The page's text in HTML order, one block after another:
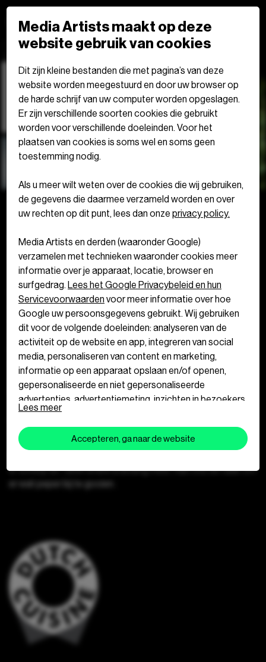
Nieuwe stijl.Zelfde idealen.
Meer impact.
Dutch Cuisine is geen trend, maar een beweging. Voor
ondernemers en chefs met lef. Met een frisse, duurzame blik
op onze eetcultuur. Ze zetten streekproducten, seizoenen,
gezond eten en kwaliteit op het podium. Zo krijgt de
Nederlandse gastronomie meer waarde dan ooit en wordt
smaak weer een verhaal dat je voelt. Restaurants kunnen
zich aansluiten. Partners ook. Samen zetten ze de
Nederlandse keuken wereldwijd op de kaart.
Scherpte. Urgentie. Een vuist op tafel.
er scherp uit. Geen brave branding meer. Aan ons de taak om
er wat peper bij te gooien.
Media Artists maakt op deze
website gebruik van cookies
Dit zijn kleine bestanden die met pagina’s van deze
website worden meegestuurd en door uw browser op
de harde schrijf van uw computer worden opgeslagen.
Er zijn verschillende soorten cookies die gebruikt
worden voor verschillende doeleinden. Voor het
plaatsen van cookies is soms wel en soms geen
toestemming nodig.
Als u meer wilt weten over de cookies die wij gebruiken,
de gegevens die daarmee verzameld worden en over
uw rechten op dit punt, lees dan onze privacy policy.
Media Artists en derden (waaronder Google)
verzamelen met technieken waaronder cookies meer
informatie over je apparaat, locatie, browser en
surfgedrag. Lees het Google Privacybeleid en hun
Servicevoorwaarden voor meer informatie over hoe
Google uw persoonsgegevens gebruikt. Wij gebruiken
dit voor de volgende doeleinden: analyseren van de
activiteit op de website en app, integreren van social
media, personaliseren van content en marketing,
informatie op een apparaat opslaan en/of openen,
gepersonaliseerde en niet gepersonaliseerde
advertenties, advertentiemeting, inzichten in bezoekers
en productontwikkeling. Wij kunnen ook uw geolocatie
gegevens gebruiken, indien u hier toestemming voor
geeft.
Geef toestemming of stel uw eigen keuze incookie-
Lees meer
Accepteren, ga naar de website